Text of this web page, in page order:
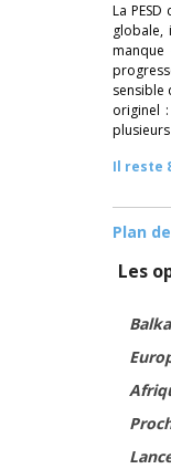
La
globale,
manque
sensible
originel
Il reste
Plan
Les